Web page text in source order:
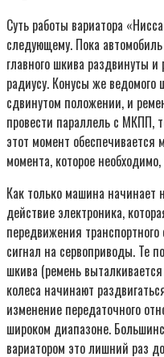
Суть работы вариатора
следующему. Пока
главного шкива раздвинуты
радиусу. Конусы же ведомого
сдвинутом положении, и
провести параллель с МКПП,
этот момент обеспечивается
момента, которое
Как только машина начинает
действие электроника,
передвижения
сигнал на сервоприводы. Те
шкива (ремень
колеса начинают
изменение передаточного
широком диапазоне.
вариатором это лишний раз